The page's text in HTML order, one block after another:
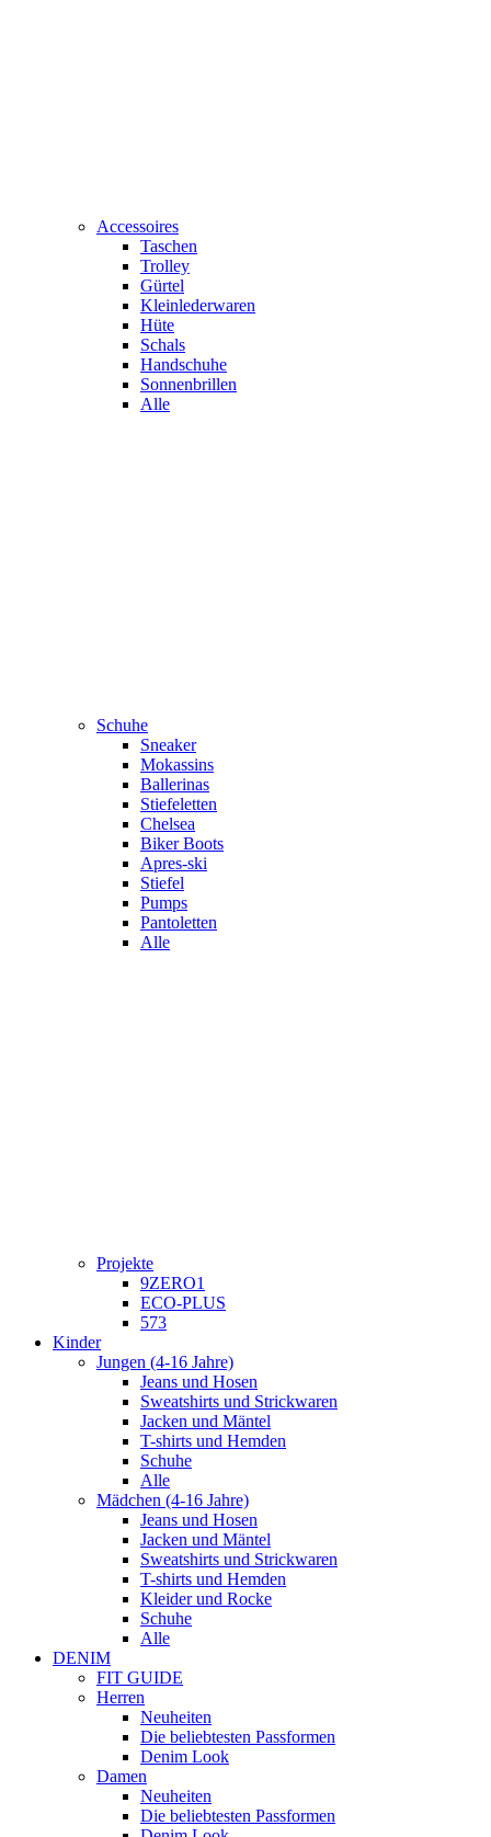
Accessoires
Taschen
Trolley
Gürtel
Kleinlederwaren
Hüte
Schals
Handschuhe
Sonnenbrillen
Alle
Schuhe
Sneaker
Mokassins
Ballerinas
Stiefeletten
Chelsea
Biker Boots
Apres-ski
Stiefel
Pumps
Pantoletten
Alle
Projekte
9ZERO1
ECO-PLUS
573
Kinder
Jungen (4-16 Jahre)
Jeans und Hosen
Sweatshirts und Strickwaren
Jacken und Mäntel
T-shirts und Hemden
Schuhe
Alle
Mädchen (4-16 Jahre)
Jeans und Hosen
Jacken und Mäntel
Sweatshirts und Strickwaren
T-shirts und Hemden
Kleider und Rocke
Schuhe
Alle
DENIM
FIT GUIDE
Herren
Neuheiten
Die beliebtesten Passformen
Denim Look
Damen
Neuheiten
Die beliebtesten Passformen